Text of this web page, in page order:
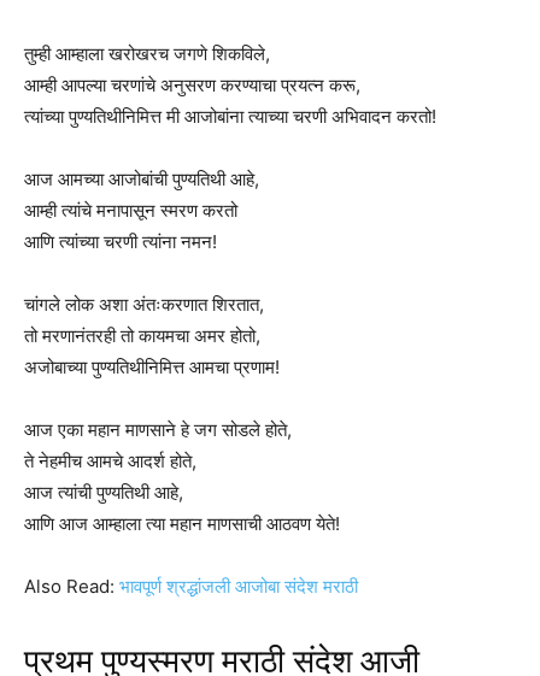
तुम्ही आम्हाला खरोखरच जगणे शिकविले,
आम्ही आपल्या चरणांचे अनुसरण करण्याचा प्रयत्न करू,
त्यांच्या पुण्यतिथीनिमित्त मी आजोबांना त्याच्या चरणी अभिवादन करतो!
आज आमच्या आजोबांची पुण्यतिथी आहे,
आम्ही त्यांचे मनापासून स्मरण करतो
आणि त्यांच्या चरणी त्यांना नमन!
चांगले लोक अशा अंतःकरणात शिरतात,
तो मरणानंतरही तो कायमचा अमर होतो,
अजोबाच्या पुण्यतिथीनिमित्त आमचा प्रणाम!
आज एका महान माणसाने हे जग सोडले होते,
ते नेहमीच आमचे आदर्श होते,
आज त्यांची पुण्यतिथी आहे,
आणि आज आम्हाला त्या महान माणसाची आठवण येते!
Also Read: भावपूर्ण श्रद्धांजली आजोबा संदेश मराठी
प्रथम पुण्यस्मरण मराठी संदेश आजी